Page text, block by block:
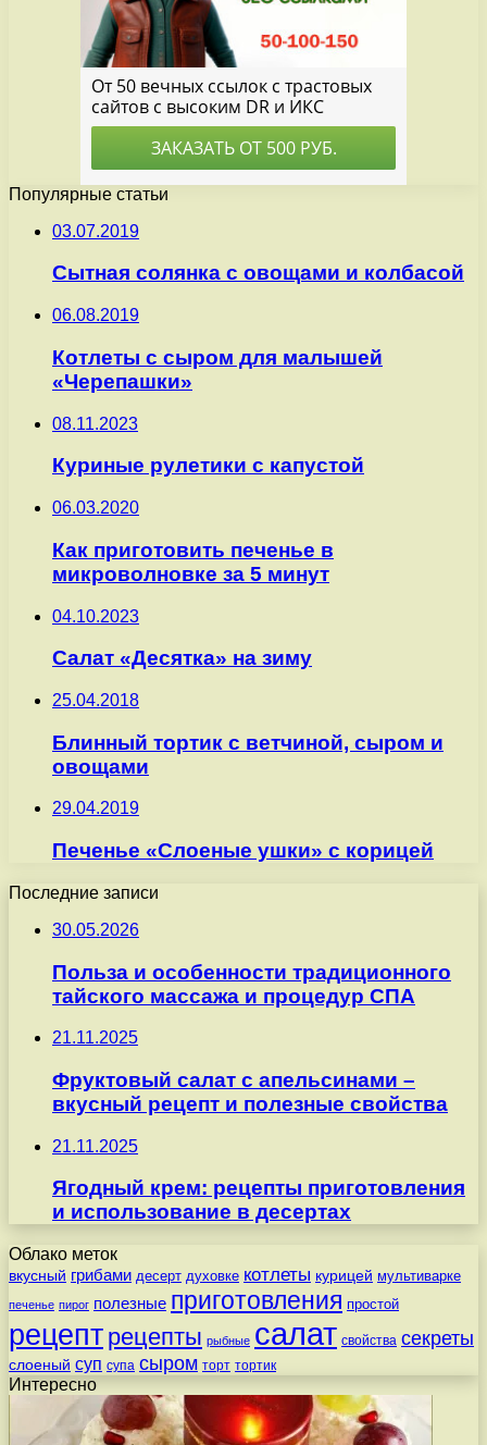
Популярные статьи
03.07.2019
Сытная солянка с овощами и колбасой
06.08.2019
Котлеты с сыром для малышей
«Черепашки»
08.11.2023
Куриные рулетики с капустой
06.03.2020
Как приготовить печенье в
микроволновке за 5 минут
04.10.2023
Салат «Десятка» на зиму
25.04.2018
Блинный тортик с ветчиной, сыром и
овощами
29.04.2019
Печенье «Слоеные ушки» с корицей
Последние записи
30.05.2026
Польза и особенности традиционного
тайского массажа и процедур СПА
21.11.2025
Фруктовый салат с апельсинами –
вкусный рецепт и полезные свойства
21.11.2025
Ягодный крем: рецепты приготовления
и использование в десертах
Облако меток
вкусный грибами десерт духовке котлеты курицей мультиварке
печенье пирог полезные приготовления простой
рецепт рецепты рыбные салат свойства секреты
слоеный суп супа сыром торт тортик
Интересно